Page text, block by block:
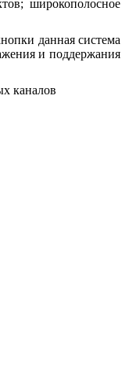
широкополосное
данная система
и поддержания
каналов